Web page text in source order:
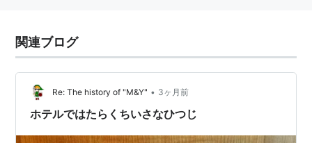
関連ブログ
Re: The history of "M&Y" • 3ヶ月前
ホテルではたらくちいさなひつじ